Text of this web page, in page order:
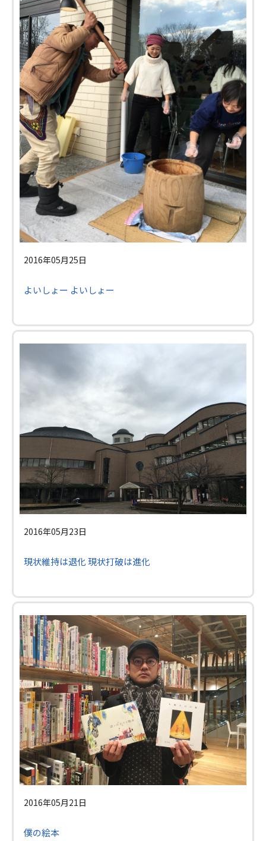
2016年05月25日
よいしょー よいしょー
2016年05月23日
現状維持は退化 現状打破は進化
2016年05月21日
僕の絵本